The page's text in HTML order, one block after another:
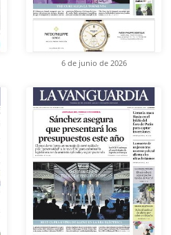
6 de junio de 2026